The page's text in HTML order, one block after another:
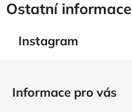
Ostatní informace
Instagram
Informace pro vás